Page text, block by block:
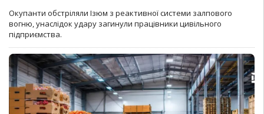
Окупанти обстріляли Ізюм з реактивної системи залпового
вогню, унаслідок удару загинули працівники цивільного
підприємства.